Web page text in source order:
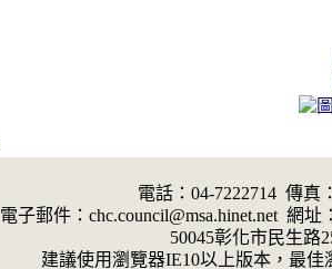
電話：04-7222714 傳真
電子郵件：chc.council@msa.hinet.net 網址
50045彰化市民生路
建議使用瀏覽器IE10以上版本，最佳